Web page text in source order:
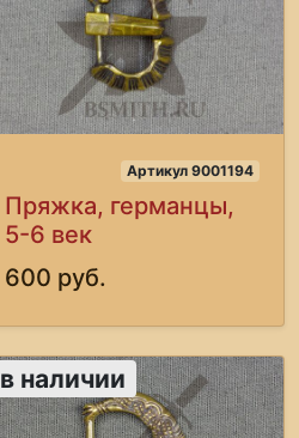
Артикул 9001194
Пряжка, германцы,
5-6 век
600 руб.
в наличии